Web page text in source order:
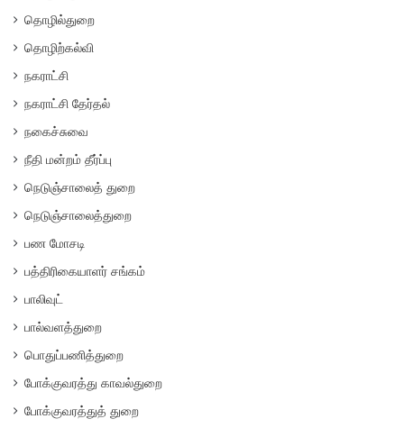
தொழில்துறை
தொழிற்கல்வி
நகராட்சி
நகராட்சி தேர்தல்
நகைச்சுவை
நீதி மன்றம் தீர்ப்பு
நெடுஞ்சாலைத் துறை
நெடுஞ்சாலைத்துறை
பண மோசடி
பத்திரிகையாளர் சங்கம்
பாலிவுட்
பால்வளத்துறை
பொதுப்பணித்துறை
போக்குவரத்து காவல்துறை
போக்குவரத்துத் துறை